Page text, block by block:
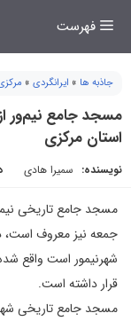
فهرست
جاذبه ها » ایرانگردی »
مسجد جامع نیم‌ور
استان مرکزی
نویسنده: سمیرا هادی
مسجد جامع تاریخی
جمعه نیز معروف است،
شهرنیمور است واقع
قرار داشته است.
مسجد جامع تاریخی شهر